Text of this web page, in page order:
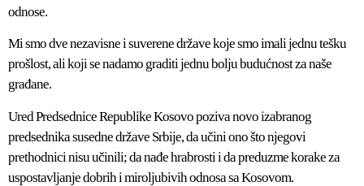
odnose.
Mi smo dve nezavisne i suverene države koje smo imali jednu tešku
prošlost, ali koji se nadamo graditi jednu bolju budućnost za naše
građane.
Ured Predsednice Republike Kosovo poziva novo izabranog
predsednika susedne države Srbije, da učini ono što njegovi
prethodnici nisu učinili; da nađe hrabrosti i da preduzme korake za
uspostavljanje dobrih i miroljubivih odnosa sa Kosovom.